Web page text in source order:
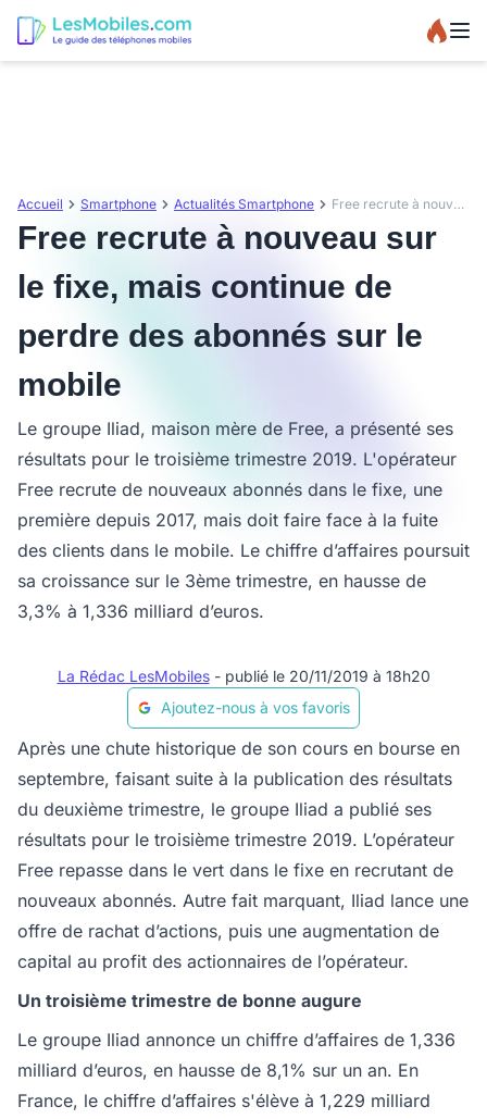
Accueil Smartphone Actualités Smartphone Free recrute à nouveau sur le fixe, mais continue de perdre des abonnés sur le mobile
Free recrute à nouveau sur
le fixe, mais continue de
perdre des abonnés sur le
mobile
Le groupe Iliad, maison mère de Free, a présenté ses
résultats pour le troisième trimestre 2019. L'opérateur
Free recrute de nouveaux abonnés dans le fixe, une
première depuis 2017, mais doit faire face à la fuite
des clients dans le mobile. Le chiffre d’affaires poursuit
sa croissance sur le 3ème trimestre, en hausse de
3,3% à 1,336 milliard d’euros.
La Rédac LesMobiles - publié le 20/11/2019 à 18h20
Ajoutez-nous à vos favoris
Après une chute historique de son cours en bourse en
septembre, faisant suite à la publication des résultats
du deuxième trimestre, le groupe Iliad a publié ses
résultats pour le troisième trimestre 2019. L’opérateur
Free repasse dans le vert dans le fixe en recrutant de
nouveaux abonnés. Autre fait marquant, Iliad lance une
offre de rachat d’actions, puis une augmentation de
capital au profit des actionnaires de l’opérateur.
Un troisième trimestre de bonne augure
Le groupe Iliad annonce un chiffre d’affaires de 1,336
milliard d’euros, en hausse de 8,1% sur un an. En
France, le chiffre d’affaires s'élève à 1,229 milliard